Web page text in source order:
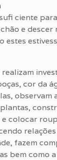
ciente
e descer
estes
cor da
observam
colocar
fazem
bem como